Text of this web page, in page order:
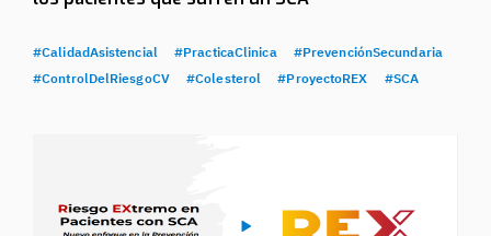
#CalidadAsistencial #PracticaClinica
#PrevenciónSecundaria
#ControlDelRiesgoCV
#Colesterol #ProyectoREX #SCA